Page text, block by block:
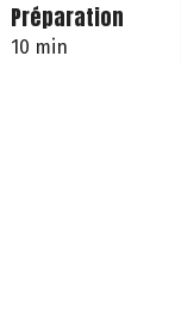
Préparation
10 min